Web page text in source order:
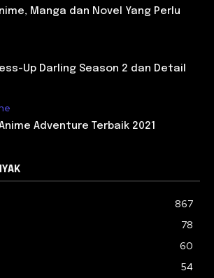
Manga dan Novel Yang Perlu
Up Darling Season 2 dan Detail
Adventure Terbaik 2021
867
78
60
54